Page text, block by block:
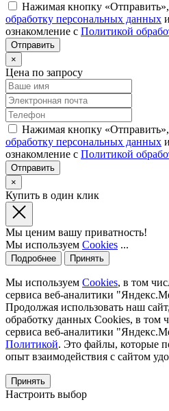
Нажимая кнопку
обработку персональных данных
ознакомление с Политикой
×
Цена по запросу
Нажимая кнопку
обработку персональных данных
ознакомление с Политикой
×
Купить в один клик
Мы ценим вашу приватность!
Мы используем Cookies ...
Подробнее Принять
Мы используем Cookies, в том
сервиса веб-аналитики
Продолжая использовать наш
обработку данных Cookies, в том
сервиса веб-аналитики
Политикой. Это файлы, которые
опыт взаимодействия с сайтом
Принять
Настроить выбор